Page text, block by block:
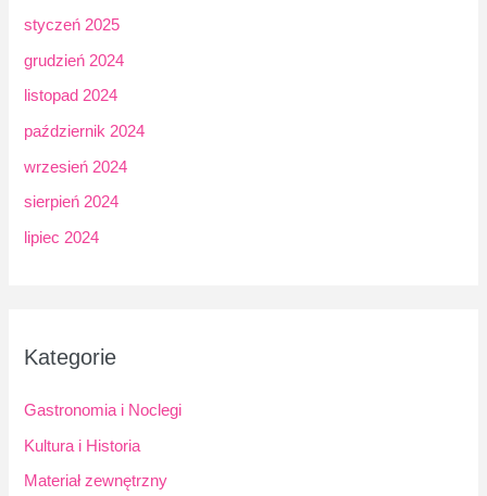
styczeń 2025
grudzień 2024
listopad 2024
październik 2024
wrzesień 2024
sierpień 2024
lipiec 2024
Kategorie
Gastronomia i Noclegi
Kultura i Historia
Materiał zewnętrzny